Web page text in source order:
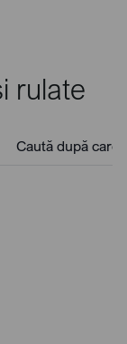
rulate
Caută după